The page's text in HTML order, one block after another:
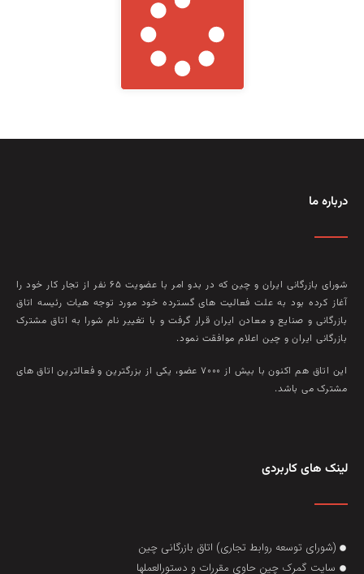
درباره ما
شورای بازرگانی ایران و چین که در بدو امر با عضويت ۶۵ نفر از تجار کار خود را
آغاز کرده بود به علت فعاليت‌ های گسترده خود مورد توجه هيات رئيسه اتاق
بازرگانی و صنايع و معادن ايران قرار گرفت و با تغيير نام شورا به اتاق مشترک
بازرگانی ايران و چين اعلام موافقت نمود.
این اتاق هم‌ اکنون با بيش از ۷۰۰۰ عضو، يکی از بزرگترين و فعالترين اتاق‌ های
مشترک می باشد.
لینک های کاربردی
(شورای توسعه روابط تجاری) اتاق بازرگانی چین
سایت گمرک چین حاوی مقررات و دستورالعملها